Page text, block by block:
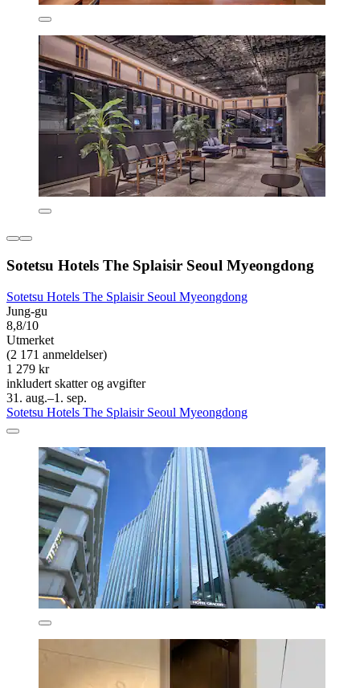
Sotetsu Hotels The Splaisir Seoul Myeongdong
Sotetsu Hotels The Splaisir Seoul Myeongdong
Jung-gu
8,8/10
Utmerket
(2 171 anmeldelser)
1 279 kr
inkludert skatter og avgifter
31. aug.–1. sep.
Sotetsu Hotels The Splaisir Seoul Myeongdong